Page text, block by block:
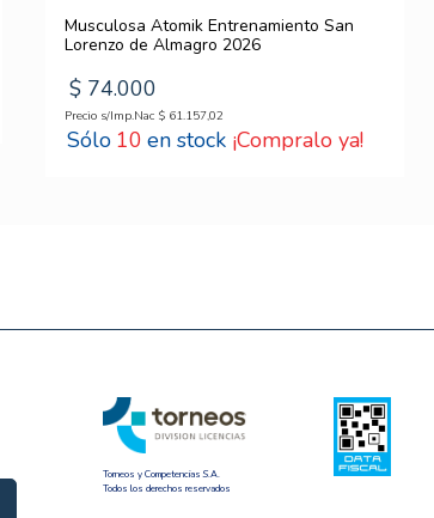
Musculosa Atomik Entrenamiento San
Lorenzo de Almagro 2026
$ 74.000
Precio s/Imp.Nac $ 61.157,02
10 ¡Compralo ya!
Torneos y Competencias S.A.
Todos los derechos reservados